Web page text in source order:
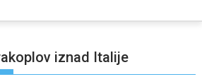
iznad Italije